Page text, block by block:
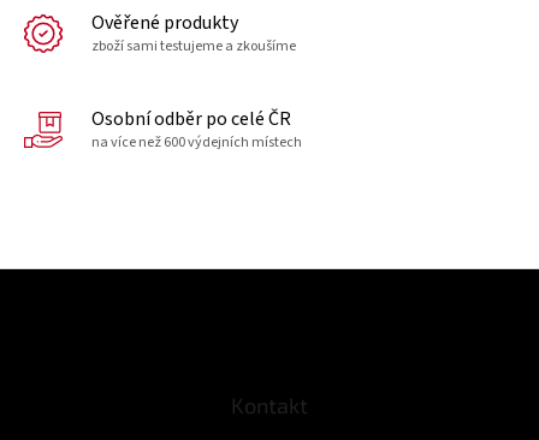
Ověřené produkty
zboží sami testujeme a zkoušíme
Osobní odběr po celé ČR
na více než 600 výdejních místech
Kontakt